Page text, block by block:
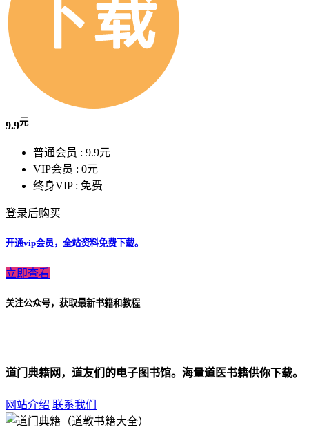
9.9元
普通会员 : 9.9元
VIP会员 : 0元
终身VIP : 免费
登录后购买
开通vip会员，全站资料免费下载。
立即查看
关注公众号，获取最新书籍和教程
道门典籍网，道友们的电子图书馆。海量道医书籍供你下载。
网站介绍 联系我们